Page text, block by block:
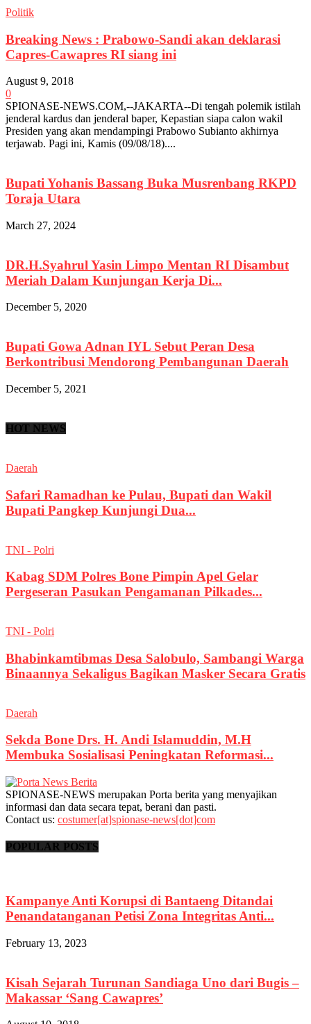
Politik
Breaking News : Prabowo-Sandi akan deklarasi
Capres-Cawapres RI siang ini
August 9, 2018
0
SPIONASE-NEWS.COM,--JAKARTA--Di tengah polemik istilah
jenderal kardus dan jenderal baper, Kepastian siapa calon wakil
Presiden yang akan mendampingi Prabowo Subianto akhirnya
terjawab. Pagi ini, Kamis (09/08/18)....
Bupati Yohanis Bassang Buka Musrenbang RKPD
Toraja Utara
March 27, 2024
DR.H.Syahrul Yasin Limpo Mentan RI Disambut
Meriah Dalam Kunjungan Kerja Di...
December 5, 2020
Bupati Gowa Adnan IYL Sebut Peran Desa
Berkontribusi Mendorong Pembangunan Daerah
December 5, 2021
HOT NEWS
Daerah
Safari Ramadhan ke Pulau, Bupati dan Wakil
Bupati Pangkep Kunjungi Dua...
TNI - Polri
Kabag SDM Polres Bone Pimpin Apel Gelar
Pergeseran Pasukan Pengamanan Pilkades...
TNI - Polri
Bhabinkamtibmas Desa Salobulo, Sambangi Warga
Binaannya Sekaligus Bagikan Masker Secara Gratis
Daerah
Sekda Bone Drs. H. Andi Islamuddin, M.H
Membuka Sosialisasi Peningkatan Reformasi...
SPIONASE-NEWS merupakan Porta berita yang menyajikan
informasi dan data secara tepat, berani dan pasti.
Contact us: costumer[at]spionase-news[dot]com
POPULAR POSTS
Kampanye Anti Korupsi di Bantaeng Ditandai
Penandatanganan Petisi Zona Integritas Anti...
February 13, 2023
Kisah Sejarah Turunan Sandiaga Uno dari Bugis –
Makassar ‘Sang Cawapres’